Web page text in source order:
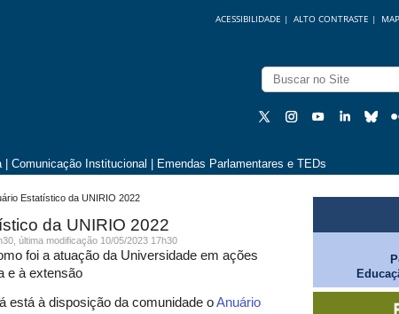
ALTO CONTRASTE |
ACESSIBILIDADE |
Comunicação Institucional Emendas Parlamentares e TEDs
Estatístico da UNIRIO 2022
da UNIRIO 2022
última modificação 10/05/2023 17h30
foi a atuação da Universidade em ações
e à extensão
está à disposição da comunidade oAnuário